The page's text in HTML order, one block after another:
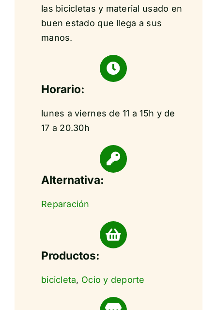
las bicicletas y material usado en
buen estado que llega a sus
manos.
Horario:
lunes a viernes de 11 a 15h y de
17 a 20.30h
Alternativa:
Reparación
Productos:
bicicleta, Ocio y deporte